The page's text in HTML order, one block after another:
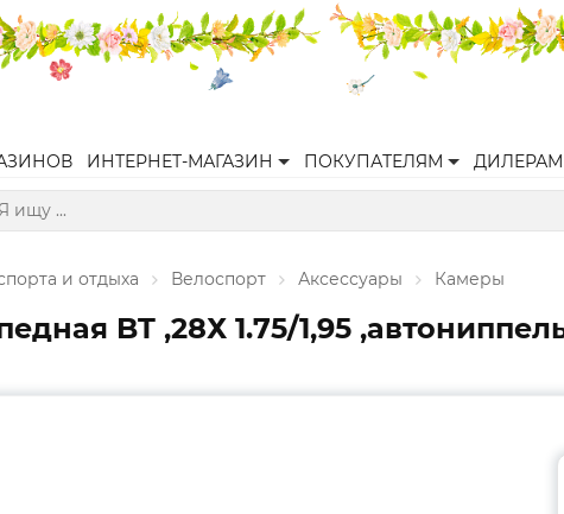
ИНТЕРНЕТ-МАГАЗИН ПОКУПАТЕЛЯМ ДИЛЕРАМ
и отдыха Велоспорт Аксессуары Камеры
BT ,28Х 1.75/1,95